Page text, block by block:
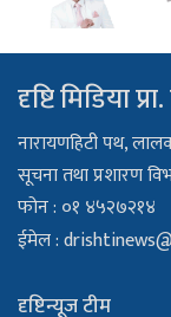
दृष्टि मिडिया
नारायणहिटी पथ,
सूचना तथा प्रशारण
फोन : ०१ ४५२७२१४
ईमेल :
दृष्टिन्यूज टीम